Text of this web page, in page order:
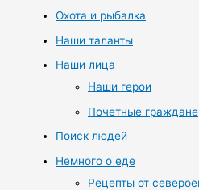
Охота и рыбалка
Наши таланты
Наши лица
Наши герои
Почетные граждане
Поиск людей
Немного о еде
Рецепты от